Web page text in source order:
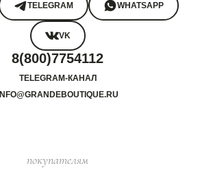
TELEGRAM WHATSAPP
VK
8(800)7754112
TELEGRAM-КАНАЛ
INFO@GRANDEBOUTIQUE.RU
покупателям